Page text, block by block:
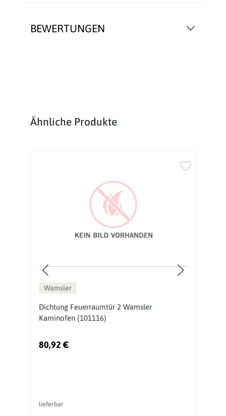
BEWERTUNGEN
Produktgalerie überspringen
Ähnliche Produkte
Wamsler
Dichtung Feuerraumtür 2 Wamsler
Kaminofen (101116)
80,92 €
lieferbar